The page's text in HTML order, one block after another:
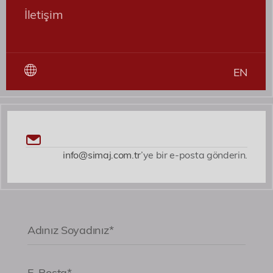
İletişim
EN
info@simaj.com.tr’ye bir e-posta gönderin.
expedita voluptates dicta fugiat illum nemo
asperiores?
Roller